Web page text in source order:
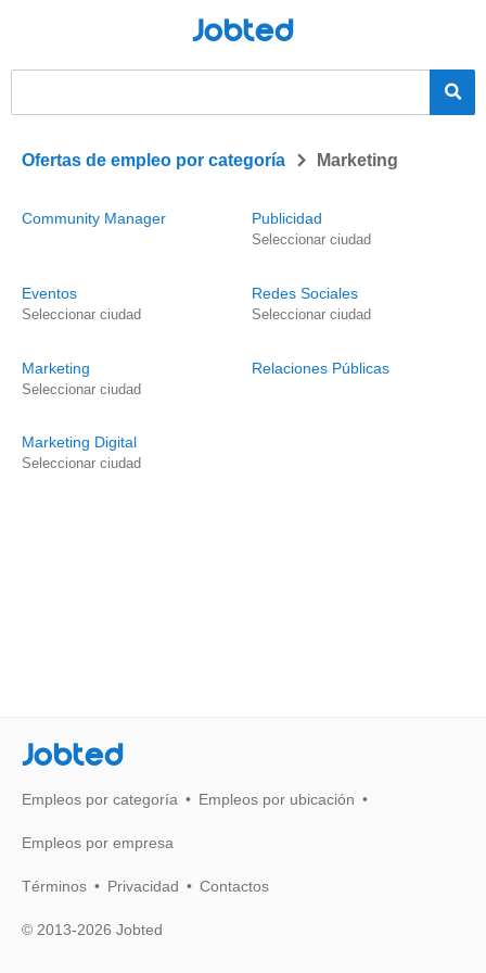
Jobted
Ofertas de empleo por categoría > Marketing
Community Manager
Eventos
Seleccionar ciudad
Marketing
Seleccionar ciudad
Marketing Digital
Seleccionar ciudad
Publicidad
Seleccionar ciudad
Redes Sociales
Seleccionar ciudad
Relaciones Públicas
Jobted
Empleos por categoría Empleos por ubicación
Empleos por empresa
Términos Privacidad Contactos
© 2013-2026 Jobted